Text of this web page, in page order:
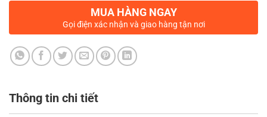
MUA HÀNG NGAY
Gọi điện xác nhận và giao hàng tận nơi
Thông tin chi tiết